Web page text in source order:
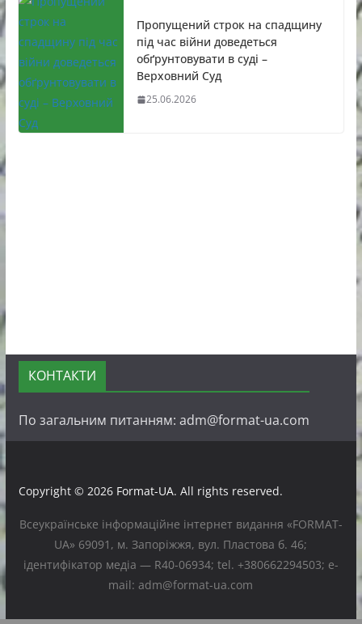
Пропущений строк на спадщину
під час війни доведеться
обґрунтовувати в суді –
Верховний Суд
25.06.2026
КОНТАКТИ
По загальним питанням: adm@format-ua.com
Copyright © 2026 Format-UA. All rights reserved.
Всеукраїнське інформаційне інтернет видання «FORMAT-
UA» 69091, м. Запоріжжя, вул. Пластова б. 46;
ідентифікатор медіа — R40-06934; tel. +380662294503; e-
mail: adm@format-ua.com